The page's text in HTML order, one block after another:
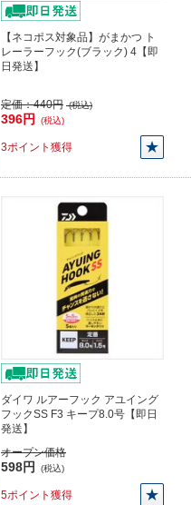
【ネコポス対象品】がまかつ ト
レーラーフック(ブラック) 4【即
日発送】
定価：440円 (税込)
396円 (税込)
3ポイント獲得
ダイワ ルアーフック アユイング
フックSS F3 キープ8.0号【即日
発送】
オープン価格
598円 (税込)
5ポイント獲得